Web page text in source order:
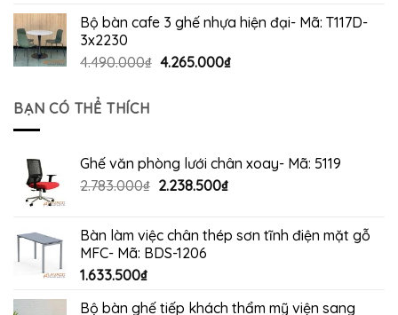
là:
tại
5.100.000₫.
Bộ bàn cafe 3 ghế nhựa hiện đại- Mã: T117D-
3x2230
4.490.000₫ Giá
4.265.000₫Giá
BẠN CÓ THỂ THÍCH
Ghế văn phòng lưới chân xoay- Mã: 5119
2.783.000₫ Giá
2.783.000₫.
2.238.500₫Giá
là:
Bàn làm việc chân thép sơn tĩnh điện mặt gỗ
MFC- Mã: BDS-1206
1.633.500₫
Bộ bàn ghế tiếp khách thẩm mỹ viện sang